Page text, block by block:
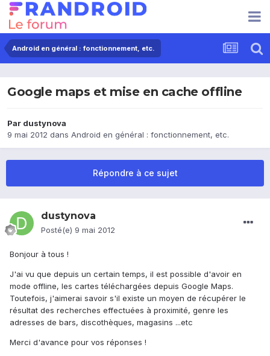
Android en général : fonctionnement, etc.
Google maps et mise en cache offline
Par dustynova
9 mai 2012 dans Android en général : fonctionnement, etc.
Répondre à ce sujet
dustynova
Posté(e) 9 mai 2012
Bonjour à tous !
J'ai vu que depuis un certain temps, il est possible d'avoir en
mode offline, les cartes téléchargées depuis Google Maps.
Toutefois, j'aimerai savoir s'il existe un moyen de récupérer le
résultat des recherches effectuées à proximité, genre les
adresses de bars, discothèques, magasins ...etc
Merci d'avance pour vos réponses !